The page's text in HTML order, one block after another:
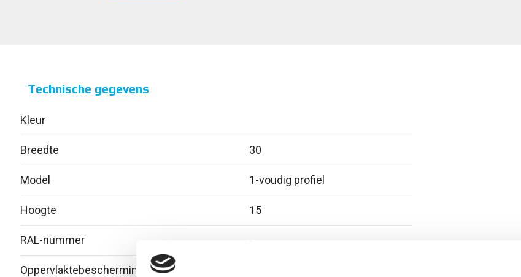
Technische gegevens
Kleur
Breedte 30
Model 1-voudig profiel
Hoogte 15
RAL-nummer -
Oppervlaktebescherming